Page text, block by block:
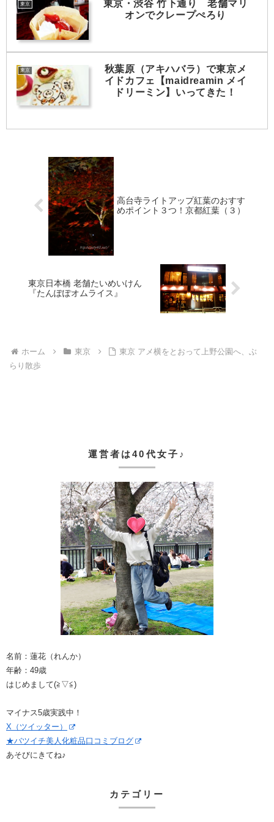
東京
東京・渋谷 竹下通り 老舗マリ
オンでクレープぺろり
東京
秋葉原（アキハバラ）で東京メ
イドカフェ【maidreamin メイ
ドリーミン】いってきた！
高台寺ライトアップ紅葉のおすす
めポイント３つ！京都紅葉（３）
東京日本橋 老舗たいめいけん
『たんぽぽオムライス』
ホーム 東京
東京 アメ横をとおって上野公園へ、ぶ
らり散歩
運営者は40代女子♪
名前：蓮花（れんか）
年齢：49歳
はじめまして(≧▽≦)
マイナス5歳実践中！
X（ツイッター）
★バツイチ美人化粧品口コミブログ
あそびにきてね♪
カテゴリー